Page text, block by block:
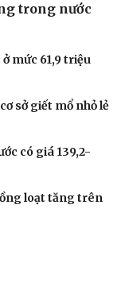
trong nước
mức 61,9 triệu
sở giết mổ nhỏ lẻ
có giá 139,2-
loạt tăng trên